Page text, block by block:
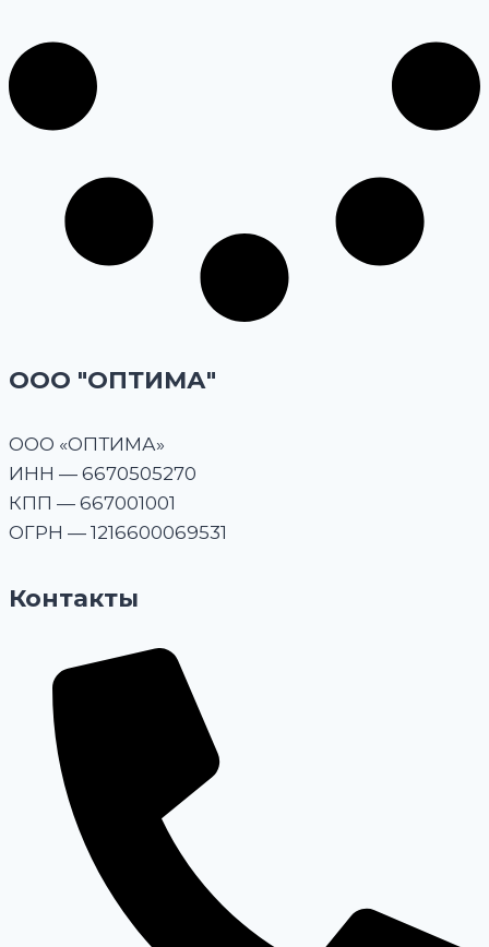
ООО "ОПТИМА"
OOO «ОПТИМА»
ИНН — 6670505270
КПП — 667001001
ОГРН — 1216600069531
Контакты